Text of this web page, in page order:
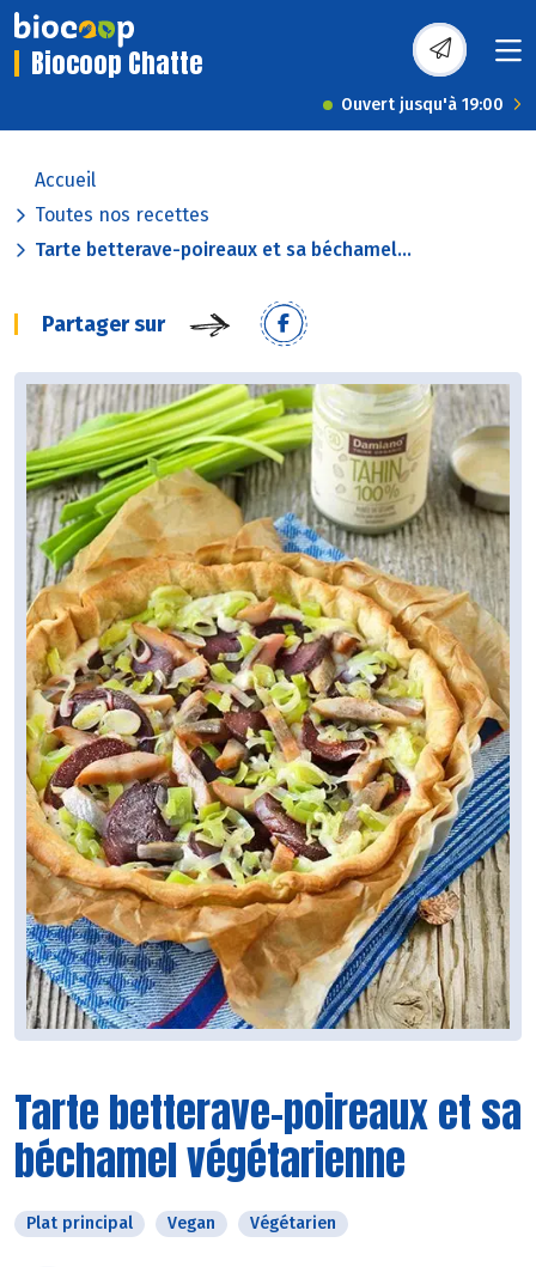
Biocoop Chatte
Ouvert jusqu'à 19:00
Accueil
Toutes nos recettes
Tarte betterave-poireaux et sa béchamel...
Partager sur
Tarte betterave-poireaux et sa
béchamel végétarienne
Plat principal Vegan Végétarien